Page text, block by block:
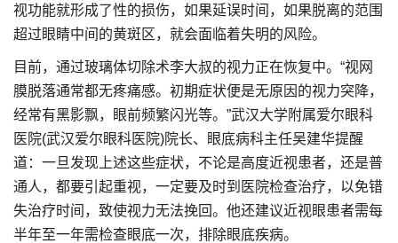
视功能就形成了性的损伤，如果延误时间，如果脱离的范围
超过眼睛中间的黄斑区，就会面临着失明的风险。
目前，通过玻璃体切除术李大叔的视力正在恢复中。“视网
膜脱落通常都无疼痛感。初期症状便是无原因的视力突降，
经常有黑影飘，眼前频繁闪光等。”武汉大学附属爱尔眼科
医院(武汉爱尔眼科医院)院长、眼底病科主任吴建华提醒
道：一旦发现上述这些症状，不论是高度近视患者，还是普
通人，都要引起重视，一定要及时到医院检查治疗，以免错
失治疗时间，致使视力无法挽回。他还建议近视眼患者需每
半年至一年需检查眼底一次，排除眼底疾病。